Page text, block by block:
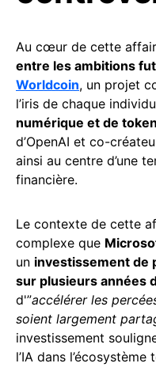
Au cœur de cette
entre les ambitions
Worldcoin, un projet
l’iris de chaque
numérique et de
d’OpenAI et co-
ainsi au centre d’une
financière.
Le contexte de cette
complexe que
un investissement de
sur plusieurs années
d'”accélérer les
soient largement
investissement
l’IA dans